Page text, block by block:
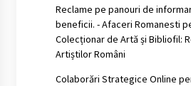
Reclame pe panouri de
beneficii. - Afaceri Romanesti
Colecționar de Artă și Bibliofil:
Artiștilor Români
Colaborări Strategice Online